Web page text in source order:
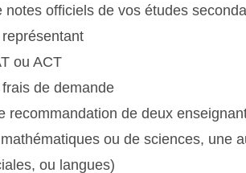
notes officiels de vos études
ou ACT
de demande
recommandation de deux
ou de sciences, une
ou langues)